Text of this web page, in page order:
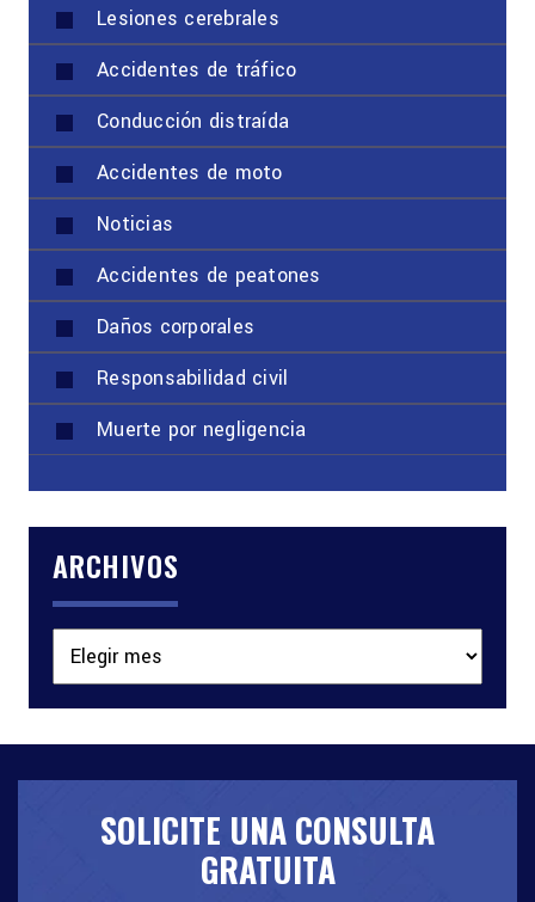
Lesiones cerebrales
Accidentes de tráfico
Conducción distraída
Accidentes de moto
Noticias
Accidentes de peatones
Daños corporales
Responsabilidad civil
Muerte por negligencia
ARCHIVOS
SOLICITE UNA CONSULTA
GRATUITA